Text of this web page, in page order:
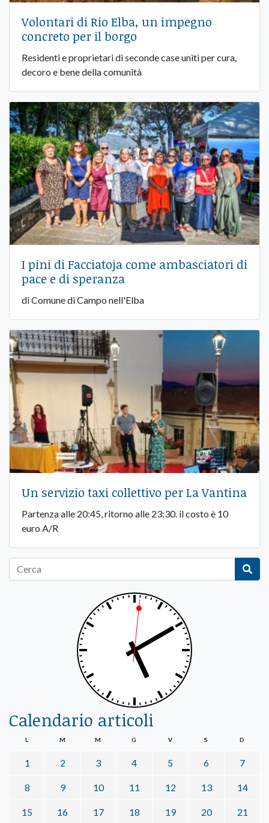
Volontari di Rio Elba, un impegno
concreto per il borgo
Residenti e proprietari di seconde case uniti per cura,
decoro e bene della comunità
I pini di Facciatoja come ambasciatori di
pace e di speranza
di Comune di Campo nell'Elba
Un servizio taxi collettivo per La Vantina
Partenza alle 20:45, ritorno alle 23:30. il costo è 10
euro A/R
Calendario articoli
L M M G V S D
1 2 3 4 5 6 7
8 9 10 11 12 13 14
15 16 17 18 19 20 21